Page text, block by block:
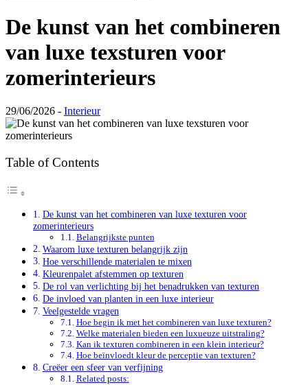
De kunst van het combineren
van luxe texsturen voor
zomerinterieurs
29/06/2026 - Interieur
Table of Contents
De kunst van het combineren van luxe texturen voor
zomerinterieurs
Belangrijkste punten
Waarom luxe texturen belangrijk zijn
Hoe verschillende materialen te mixen
Kleurenpalet afstemmen op texturen
De rol van verlichting bij het benadrukken van texturen
De invloed van planten in een luxe interieur
Veelgestelde vragen
Hoe begin ik met het combineren van luxe texturen?
Welke materialen bieden een luxueuze uitstraling?
Kan ik texturen combineren in een klein interieur?
Hoe beïnvloedt kleur de perceptie van texturen?
Creëer een sfeer van verfijning
Related posts: